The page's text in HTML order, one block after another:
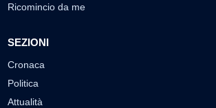
Ricomincio da me
SEZIONI
Cronaca
Politica
Attualità